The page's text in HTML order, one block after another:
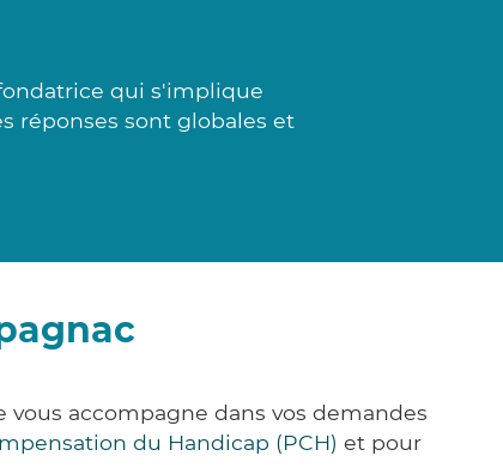
qui s'implique
réponses sont globales et
accompagne dans vos demandes
du Handicap (PCH) et pour